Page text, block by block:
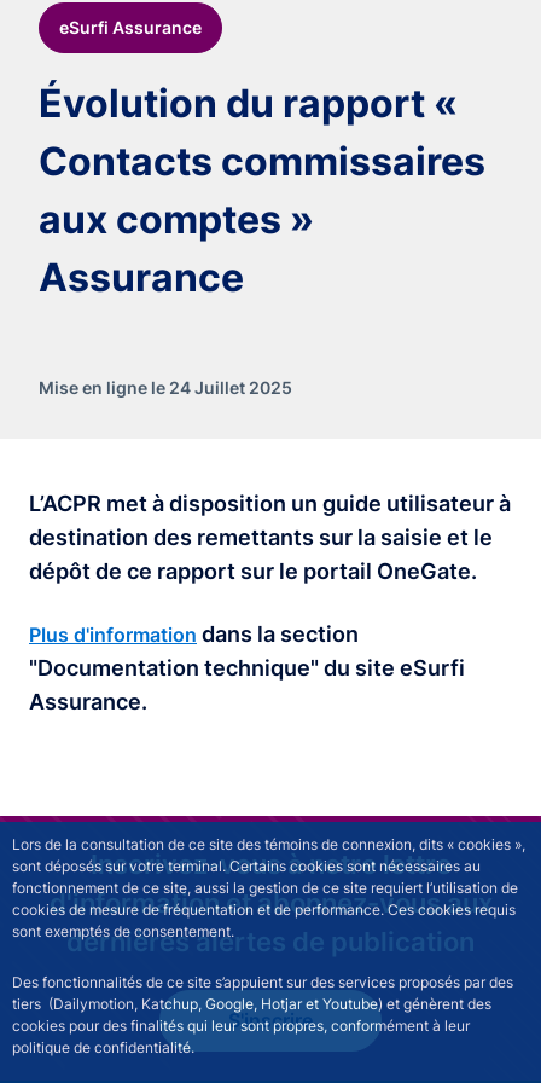
Lors de la consultation de ce site des témoins de connexion, dits « cookies »,
sont déposés sur votre terminal. Certains cookies sont nécessaires au
fonctionnement de ce site, aussi la gestion de ce site requiert l’utilisation de
cookies de mesure de fréquentation et de performance. Ces cookies requis
sont exemptés de consentement.
Des fonctionnalités de ce site s’appuient sur des services proposés par des
tiers (Dailymotion, Katchup, Google, Hotjar et Youtube) et génèrent des
cookies pour des finalités qui leur sont propres, conformément à leur
politique de confidentialité.
eSurfi Assurance
Évolution du rapport «
Contacts commissaires
aux comptes »
Assurance
Mise en ligne le 24 Juillet 2025
L’ACPR met à disposition un guide utilisateur à
destination des remettants sur la saisie et le
dépôt de ce rapport sur le portail OneGate.
Plus d'information dans la section
"Documentation technique" du site eSurfi
Assurance.
Inscrivez-vous à notre lettre
d'information et abonnez-vous aux
dernières alertes de publication
S'inscrire